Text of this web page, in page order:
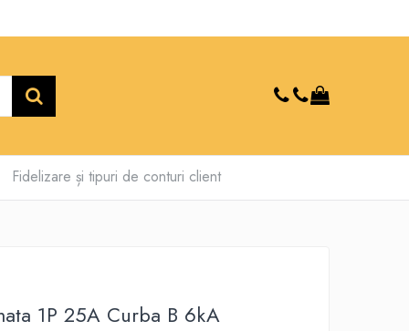
Fidelizare și tipuri de conturi client
1P 25A Curba B 6kA